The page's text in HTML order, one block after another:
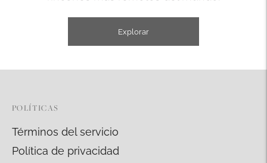
Explorar
POLÍTICAS
Términos del servicio
Política de privacidad